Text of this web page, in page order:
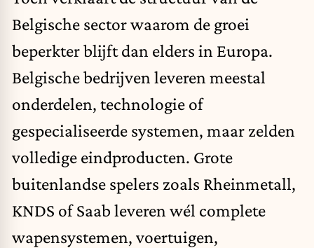
Belgische sector waarom de groei
beperkter blijft dan elders in Europa.
Belgische bedrijven leveren meestal
onderdelen, technologie of
gespecialiseerde systemen, maar zelden
volledige eindproducten. Grote
buitenlandse spelers zoals Rheinmetall,
KNDS of Saab leveren wél complete
wapensystemen, voertuigen,